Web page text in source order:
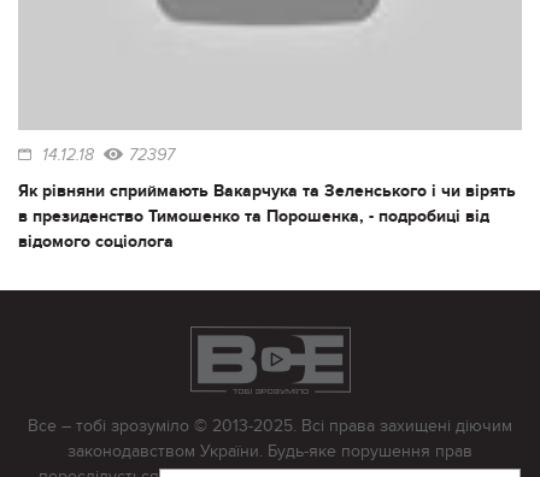
14.12.18 72397
Як рівняни сприймають Вакарчука та Зеленського і чи вірять
в президенство Тимошенко та Порошенка, - подробиці від
відомого соціолога
Все – тобі зрозуміло © 2013-2025. Всі права захищені діючим
законодавством України. Будь-яке порушення прав